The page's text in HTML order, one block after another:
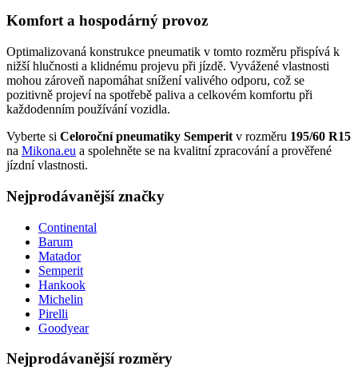
Komfort a hospodárný provoz
Optimalizovaná konstrukce pneumatik v tomto rozměru přispívá k
nižší hlučnosti a klidnému projevu při jízdě. Vyvážené vlastnosti
mohou zároveň napomáhat snížení valivého odporu, což se
pozitivně projeví na spotřebě paliva a celkovém komfortu při
každodenním používání vozidla.
Vyberte si Celoroční pneumatiky Semperit v rozměru 195/60 R15
na Mikona.eu a spolehněte se na kvalitní zpracování a prověřené
jízdní vlastnosti.
Nejprodávanější značky
Continental
Barum
Matador
Semperit
Hankook
Michelin
Pirelli
Goodyear
Nejprodávanější rozměry